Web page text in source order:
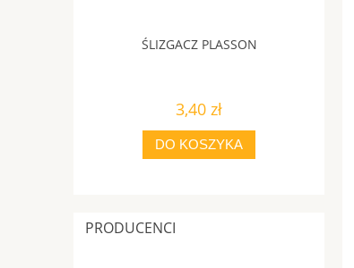
ŚLIZGACZ PLASSON
3,40 zł
DO KOSZYKA
PRODUCENCI